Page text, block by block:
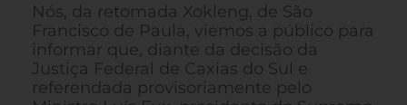
Nós, da retomada Xokleng, de São
Francisco de Paula, viemos a público para
informar que, diante da decisão da
Justiça Federal de Caxias do Sul e
referendada provisoriamente pelo